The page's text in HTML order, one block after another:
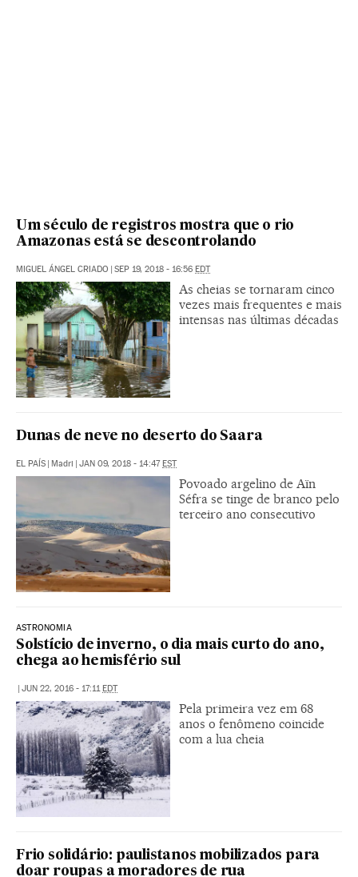
Um século de registros mostra que o rio
Amazonas está se descontrolando
MIGUEL ÁNGEL CRIADO | SEP 19, 2018 - 16:56 EDT
As cheias se tornaram cinco
vezes mais frequentes e mais
intensas nas últimas décadas
Dunas de neve no deserto do Saara
EL PAÍS | Madri | JAN 09, 2018 - 14:47EST
Povoado argelino de Aïn
Séfra se tinge de branco pelo
terceiro ano consecutivo
ASTRONOMIA
Solstício de inverno, o dia mais curto do ano,
chega ao hemisfério sul
| JUN 22, 2016 - 17:11EDT
Pela primeira vez em 68
anos o fenômeno coincide
com a lua cheia
Frio solidário: paulistanos mobilizados para
doar roupas a moradores de rua